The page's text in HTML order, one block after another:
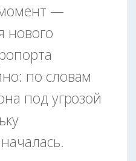
—
нового
по словам
под угрозой